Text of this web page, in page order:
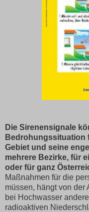
Die Sirenensignale
Bedrohungssituation
Gebiet und seine
mehrere Bezirke, für
oder für ganz
Maßnahmen für die
müssen, hängt von der
bei Hochwasser
radioaktiven